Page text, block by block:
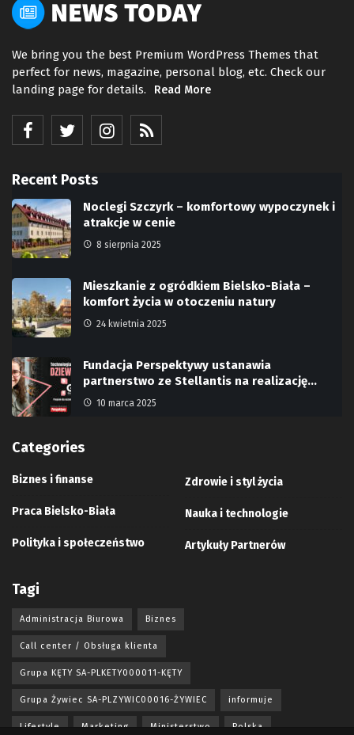
We bring you the best Premium WordPress Themes that
perfect for news, magazine, personal blog, etc. Check our
landing page for details.
Read More
Recent Posts
Noclegi Szczyrk – komfortowy wypoczynek i
atrakcje w cenie
8 sierpnia 2025
Mieszkanie z ogródkiem Bielsko-Biała –
komfort życia w otoczeniu natury
24 kwietnia 2025
Fundacja Perspektywy ustanawia
partnerstwo ze Stellantis na realizację…
10 marca 2025
Categories
Biznes i finanse
Praca Bielsko-Biała
Polityka i społeczeństwo
Zdrowie i styl życia
Nauka i technologie
Artykuły Partnerów
Tagi
Administracja Biurowa Biznes
Call center / Obsługa klienta
Grupa KĘTY SA-PLKETY000011-KĘTY
Grupa Żywiec SA-PLZYWIC00016-ŻYWIEC informuje
Lifestyle Marketing Ministerstwo Polska